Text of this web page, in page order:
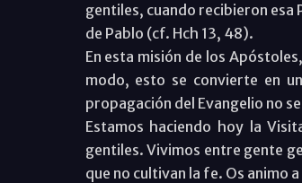
gentiles, cuando recibieron esa
de Pablo (cf. Hch 13, 48).
En esta misión de los
modo, esto se convierte en
propagación del Evangelio no
Estamos haciendo hoy la
gentiles. Vivimos entre gente
que no cultivan la fe. Os animo